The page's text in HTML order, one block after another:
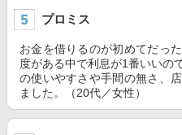
プロミス
お金を借りるのが初めてだっ
度がある中で利息が1番いいの
の使いやすさや手間の無さ、
ました。（20代／女性）